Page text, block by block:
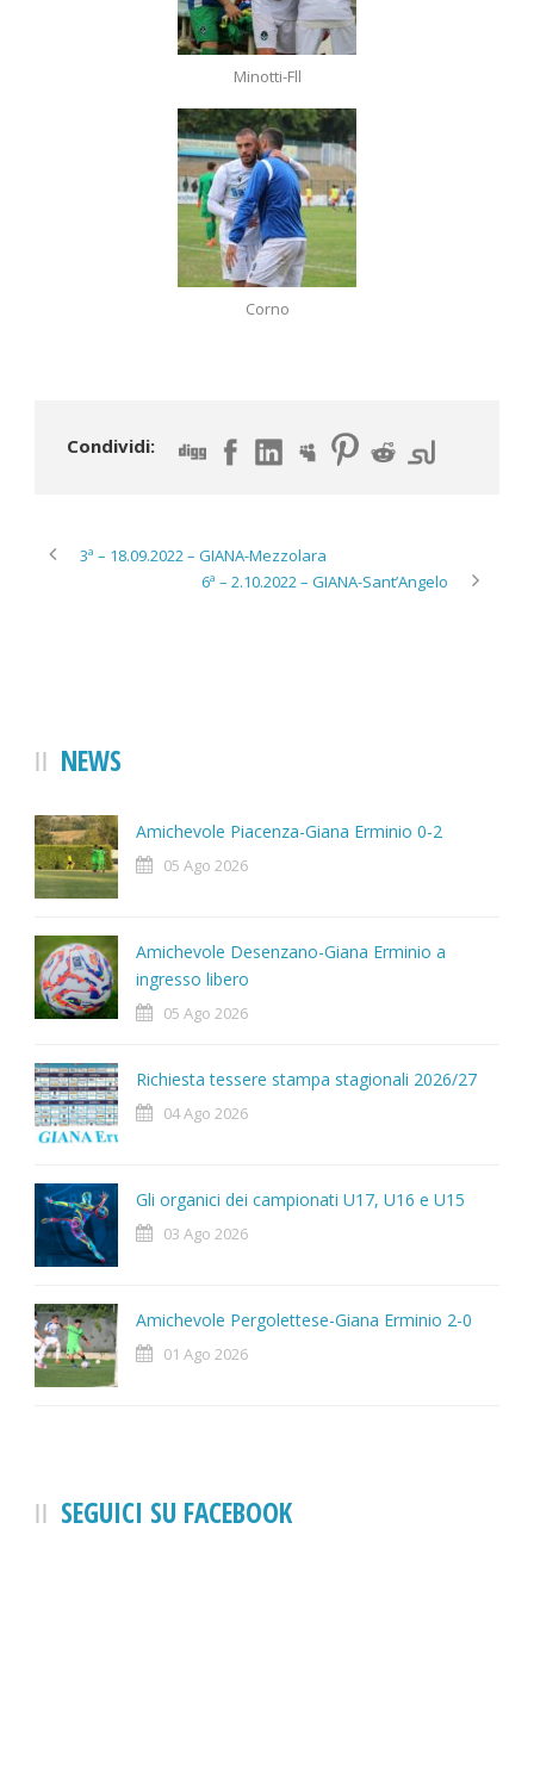
Minotti-Fll
Corno
Condividi:
3ª – 18.09.2022 – GIANA-Mezzolara
6ª – 2.10.2022 – GIANA-Sant’Angelo
NEWS
Amichevole Piacenza-Giana Erminio 0-2
05 Ago 2026
Amichevole Desenzano-Giana Erminio a
ingresso libero
05 Ago 2026
Richiesta tessere stampa stagionali 2026/27
04 Ago 2026
Gli organici dei campionati U17, U16 e U15
03 Ago 2026
Amichevole Pergolettese-Giana Erminio 2-0
01 Ago 2026
SEGUICI SU FACEBOOK